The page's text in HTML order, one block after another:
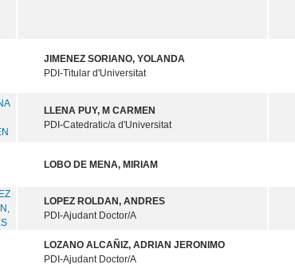
JIMENEZ SORIANO, YOLANDA
PDI-Titular d'Universitat
LLENA PUY, M CARMEN
PDI-Catedratic/a d'Universitat
LOBO DE MENA, MIRIAM
LOPEZ ROLDAN, ANDRES
PDI-Ajudant Doctor/A
LOZANO ALCAÑIZ, ADRIAN JERONIMO
PDI-Ajudant Doctor/A